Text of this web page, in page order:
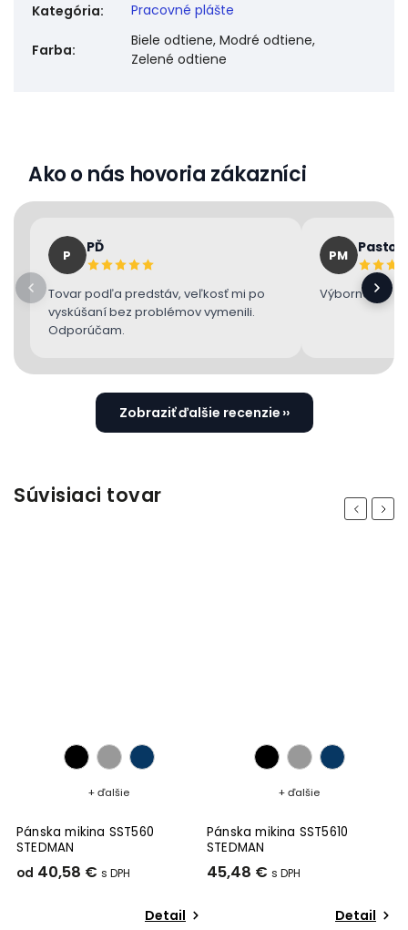
Kategória: Pracovné plášte
Farba:
Biele odtiene, Modré odtiene,
Zelené odtiene
Ako o nás hovoria zákazníci
P PĎ
Tovar podľa predstáv, veľkosť mi po
vyskúšaní bez problémov vymenili.
Odporúčam.
PM
Výborne 👌
Zobraziť ďalšie recenzie
Súvisiaci tovar Previous
+ ďalšie
Pánska mikina SST560
STEDMAN
od 40,58 €
Detail
+ ďalšie
Pánska mikina SST5610
STEDMAN
45,48 €
Detail
Next